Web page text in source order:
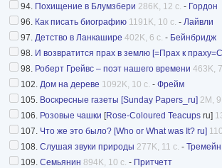
94. Похищение в Блумзбери 286K, 12 с. - Гордон
96. Как писать биографию 1191K, 10 с. - Лайвли
97. Детство в Ланкашире 402K, 6 с. - Бейнбридж
98. И возвратится прах в землю [=Прах к
98. Роберт Грейвс – поэт нашего времени 463K,
102. Дом на дереве 1092K, 10 с. - Фрейм
105. Воскресные газеты [Sunday Papers_ru] 2M, 9
106. Розовые чашки [Rose-Coloured Teacups ru]
107. Что же это было? [Who or What was It? ru]
108. Слушая звуки природы 277K, 11 с. - Тремейн
109. Семьянин 894K, 10 с. - Притчетт